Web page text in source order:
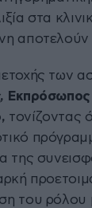
στα
των
τονίζοντας
της
του ρόλου